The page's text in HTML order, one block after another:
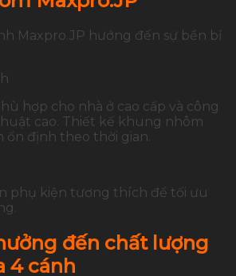
Maxpro.JP hướng đến sự bền bỉ
hợp cho nhà ở cao cấp và công
cao. Thiết kế khung nhôm
ổn định theo thời gian.
phụ kiện tương thích để tối ưu
đến chất lượng
4 cánh